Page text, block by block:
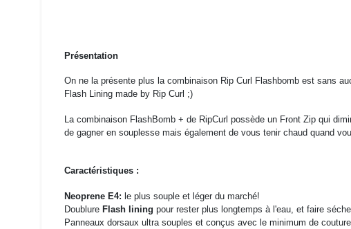
Présentation
On ne la présente plus la combinaison Rip Curl Flashbomb est sans
Flash Lining made by Rip Curl ;)
La combinaison FlashBomb + de RipCurl possède un Front Zip qui
de gagner en souplesse mais également de vous tenir chaud quand
Caractéristiques :
Neoprene E4: le plus souple et léger du marché!
DoublureFlash lining pour rester plus longtemps à l'eau, et faire
Panneaux dorsaux ultra souples et conçus avec le minimum de